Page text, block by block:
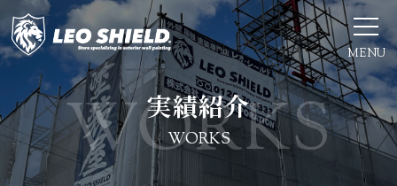
MENU
実績紹介
WORKS